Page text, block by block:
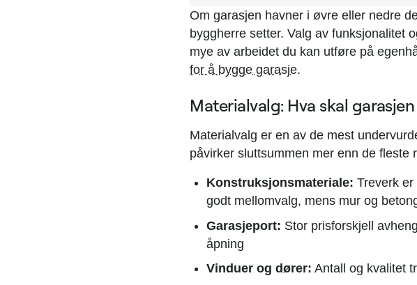
Om garasjen havner i øvre eller nedre
byggherre setter. Valg av funksjonalitet
mye av arbeidet du kan utføre på
for å bygge garasje.
Materialvalg: Hva skal
Materialvalg er en av de mest
påvirker sluttsummen mer enn de
Konstruksjonsmateriale: Treverk
godt mellomvalg, mens mur og
Garasjeport: Stor prisforskjell
åpning
Vinduer og dører: Antall og kvalitet